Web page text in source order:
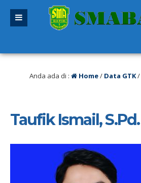
Anda ada di : Home/ Data GTK/
Taufik Ismail, S.Pd.